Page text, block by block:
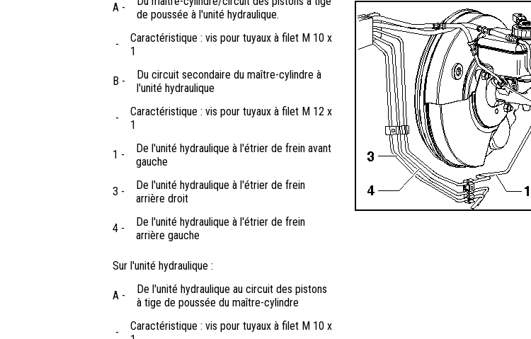
A -
de poussée à l'unité hydraulique.
-
Caractéristique : vis pour tuyaux à filet M 10 x
1
B -
Du circuit secondaire du maître-cylindre à
l'unité hydraulique
-
Caractéristique : vis pour tuyaux à filet M 12 x
1
1 -
De l'unité hydraulique à l'étrier de frein avant
gauche
3 -
De l'unité hydraulique à l'étrier de frein
arrière droit
4 -
De l'unité hydraulique à l'étrier de frein
arrière gauche
Sur l'unité hydraulique :
A -
De l'unité hydraulique au circuit des pistons
à tige de poussée du maître-cylindre
-
Caractéristique : vis pour tuyaux à filet M 10 x